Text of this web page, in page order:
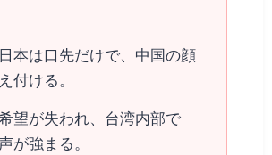
日本は口先だけで、中国の顔
付ける。
望が失われ、台湾内部で
が強まる。